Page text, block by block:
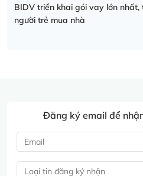
BIDV triển khai gói vay lớn
người trẻ mua nhà
Đăng ký email để
Loại tin đăng ký nhận